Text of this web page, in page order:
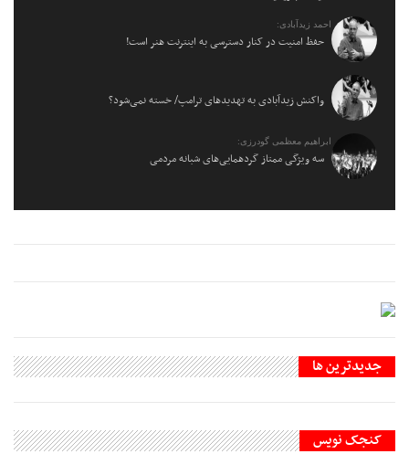
احمد زیدآبادی:
حفظ امنیت در کنار دسترسی به اینترنت هنر است!
واکنش زیدآبادی به تهدیدهای ترامپ/ خسته نمی‌شود؟
ابراهیم معظمی گودرزی:
سه ویژگی ممتاز گردهمایی‌های شبانه مردمی
جديدترين ها
کنجک نویس